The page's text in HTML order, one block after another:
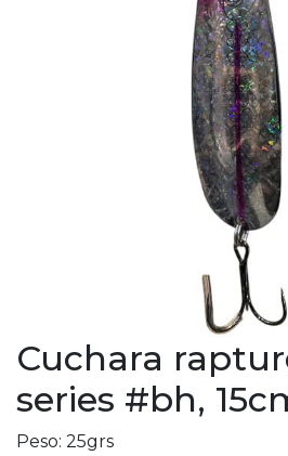
Cuchara
series #bh,
Peso: 25grs